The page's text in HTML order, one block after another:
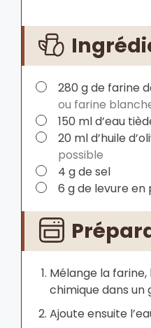
▢
280 gde farine
ou farine
▢
150 mld’eau
▢
20 mld’huile
possible
▢
4 gde sel
▢
6 gde levure en
Mélange la
chimique dans un
Ajoute ensuite